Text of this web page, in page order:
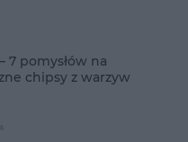
7 pomysłów na
chipsy z warzyw